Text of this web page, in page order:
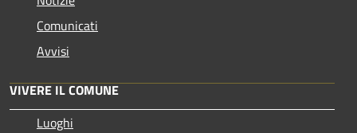
Comunicati
Avvisi
VIVERE IL COMUNE
Luoghi